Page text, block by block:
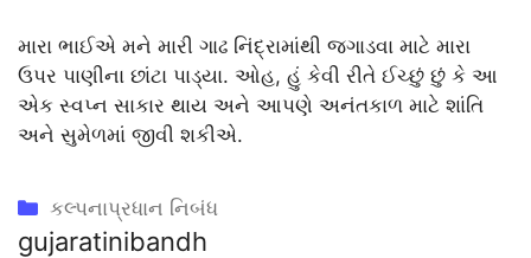
મારા ભાઈએ મને મારી ગાઢ નિંદ્રામાંથી જગાડવા માટે મારા
ઉપર પાણીના છાંટા પાડ્યા. ઓહ, હું કેવી રીતે ઈચ્છું છું કે આ
એક સ્વપ્ન સાકાર થાય અને આપણે અનંતકાળ માટે શાંતિ
અને સુમેળમાં જીવી શકીએ.
Categories
કલ્પનાપ્રધાન નિબંધ
gujaratinibandh